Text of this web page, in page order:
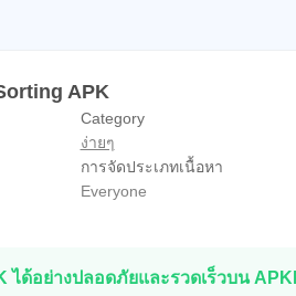
APK
Category
ง่ายๆ
การจัดประเภทเนื้อหา
Everyone
ได้อย่างปลอดภัยและรวดเร็วบน